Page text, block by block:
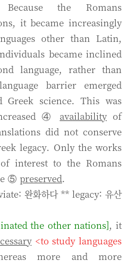
Because the Romans
it became increasingly
other than Latin,
became inclined
language, rather than
barrier emerged
Greek science. This was
④ availability of
did not conserve
legacy. Only the works
interest to the Romans
⑤ preserved.
완화하다 ** legacy: 유산
the other nations], it
<to study languages
more and more